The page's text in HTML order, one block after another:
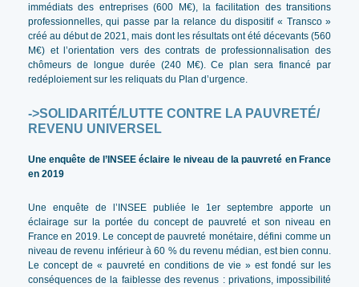
immédiats des entreprises (600 M€), la facilitation des transitions
professionnelles, qui passe par la relance du dispositif « Transco »
créé au début de 2021, mais dont les résultats ont été décevants (560
M€) et l’orientation vers des contrats de professionnalisation des
chômeurs de longue durée (240 M€). Ce plan sera financé par
redéploiement sur les reliquats du Plan d’urgence.
->SOLIDARITÉ/LUTTE CONTRE LA PAUVRETÉ/
REVENU UNIVERSEL
Une enquête de l’INSEE éclaire le niveau de la pauvreté en France
en 2019
Une enquête de l’INSEE publiée le 1er septembre apporte un
éclairage sur la portée du concept de pauvreté et son niveau en
France en 2019. Le concept de pauvreté monétaire, défini comme un
niveau de revenu inférieur à 60 % du revenu médian, est bien connu.
Le concept de « pauvreté en conditions de vie » est fondé sur les
conséquences de la faiblesse des revenus : privations, impossibilité